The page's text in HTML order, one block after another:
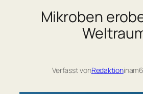
Mikroben
Verfasst vonRedaktioninam